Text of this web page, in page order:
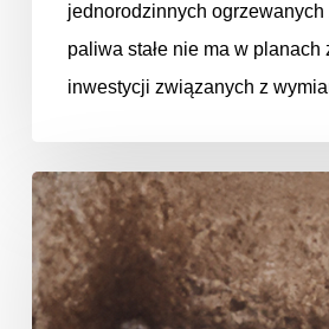
jednorodzinnych ogrzewanych
paliwa stałe nie ma w planach
inwestycji związanych z
Ocena
programów
wspierających
wymianę